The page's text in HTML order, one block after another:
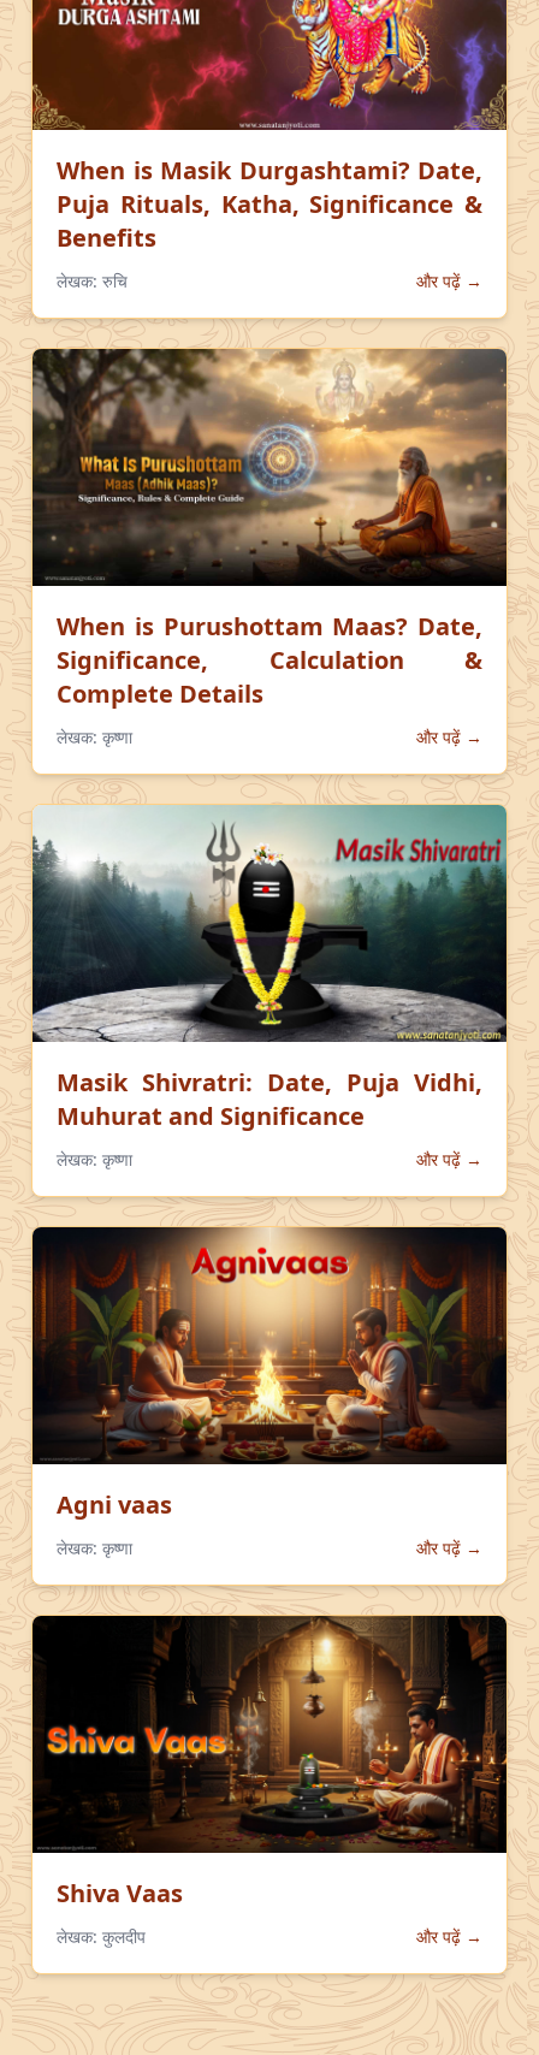
When is Masik Durgashtami? Date,
Puja Rituals, Katha, Significance &
Benefits
लेखक: रुचि और पढ़ें →
When is Purushottam Maas? Date,
Significance, Calculation &
Complete Details
लेखक: कृष्णा और पढ़ें →
Masik Shivratri: Date, Puja Vidhi,
Muhurat and Significance
लेखक: कृष्णा और पढ़ें →
Agni vaas
लेखक: कृष्णा और पढ़ें →
Shiva Vaas
लेखक: कुलदीप और पढ़ें →